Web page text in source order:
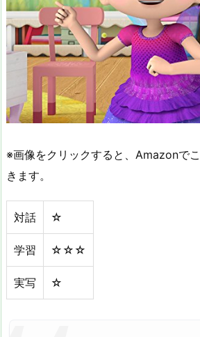
※画像をクリックすると、Amazonで
きます。
対話 ☆
学習 ☆☆☆
実写 ☆